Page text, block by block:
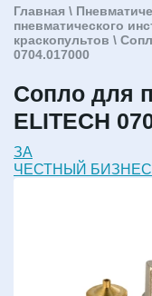
Главная \
пневматического
краскопультов \
0704.017000
Сопло для
ELITECH
ЗА
ЧЕСТНЫЙ БИЗНЕС